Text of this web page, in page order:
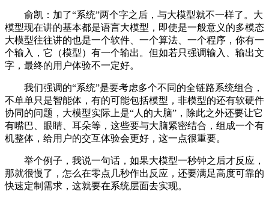
俞凯：加了“系统”两个字之后，与大模型就不一样了。大
模型现在讲的基本都是语言大模型，即使是一般意义的多模态
大模型往往讲的也是一个软件、一个算法、一个程序，你有一
个输入，它（模型）有一个输出。但如若只强调输入、输出文
字，最终的用户体验不一定好。
我们强调的“系统”是要考虑多个不同的全链路系统组合，
不单单只是智能体，有的可能包括模型，非模型的还有软硬件
协同的问题，大模型实际上是“人的大脑”，除此之外还要让它
有嘴巴、眼睛、耳朵等，这些要与大脑紧密结合，组成一个有
机整体，给用户的交互体验会更好，这一点很重要。
举个例子，我说一句话，如果大模型一秒钟之后才反应，
那就很慢了，怎么在零点几秒作出反应，还要满足高度可靠的
快速定制需求，这就要在系统层面去实现。